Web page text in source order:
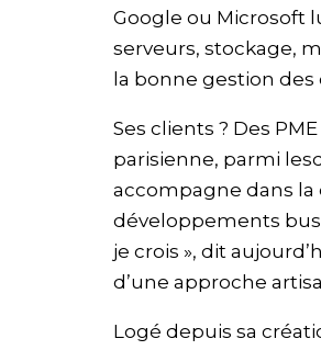
Google ou Microsoft
serveurs, stockage,
la bonne gestion
Ses clients ? Des
parisienne, parmi
accompagne dans la
développements
je crois », dit
d’une approche
Logé depuis sa